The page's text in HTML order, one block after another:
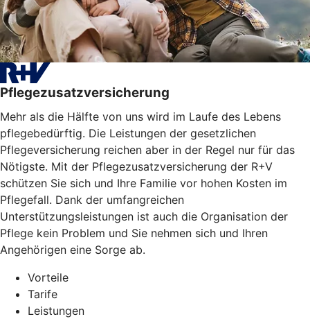
Pflegezusatzversicherung
Mehr als die Hälfte von uns wird im Laufe des Lebens
pflegebedürftig. Die Leistungen der gesetzlichen
Pflegeversicherung reichen aber in der Regel nur für das
Nötigste. Mit der Pflegezusatzversicherung der R+V
schützen Sie sich und Ihre Familie vor hohen Kosten im
Pflegefall. Dank der umfangreichen
Unterstützungsleistungen ist auch die Organisation der
Pflege kein Problem und Sie nehmen sich und Ihren
Angehörigen eine Sorge ab.
Vorteile
Tarife
Leistungen